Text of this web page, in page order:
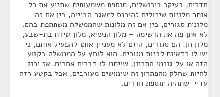
חדרים, בעיקר בירושלים, תוספת משמעותית שתניע את כל
אותם מלונות שיכולים להיכנס למאגר הבנייה, בין אם זה
מלונות סגורים, בין אם זה מלונות שהממשלה משתתפת בהם.
לא אתן פה את הרשימה – מלון הנשיא, מלון טירת בת-שבע,
מלון חן. הם סגורים, היזם לא מעניין אותו להפעיל אותם, כי
יש לו כדאיות לבנות מגורים. הוא לוחץ על הממשלה בקטע
הזה או על גורמי התכנון, שייתנו לו דברים אחרים. אז יכול
להיות שחלק מהפתרון זה שימושים מעורבים, אבל בקטע הזה
עדיין שתהיה תוספת חדרים.